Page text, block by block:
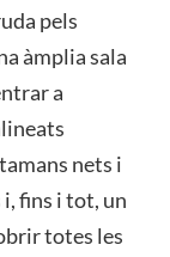
pels
àmplia sala
a
nets i
fins i tot, un
totes les